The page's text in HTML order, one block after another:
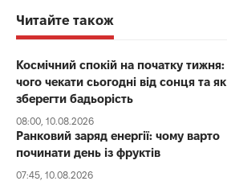
Читайте також
Космічний спокій на початку тижня:
чого чекати сьогодні від сонця та як
зберегти бадьорість
08:00, 10.08.2026
Ранковий заряд енергії: чому варто
починати день із фруктів
07:45, 10.08.2026